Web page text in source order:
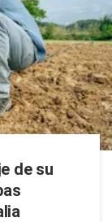
de su